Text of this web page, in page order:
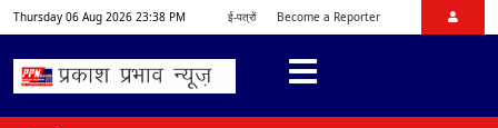
Thursday 06 Aug 2026 23:38 PM ई-पत्रों Become a Reporter